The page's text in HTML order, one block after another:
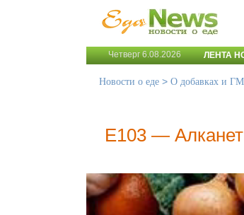
Четверг 6.08.2026 ЛЕНТА
Новости о еде > О добавках и
E103 — Алканет